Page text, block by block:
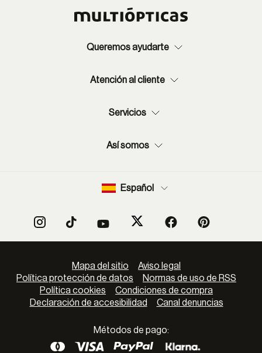
Queremos ayudarte
Atención al cliente
Servicios
Así somos
Español
Mapa del sitio
Aviso legal
Política protección de datos
Normas de uso de RSS
Política cookies
Condiciones de compra
Declaración de accesibilidad
Canal denuncias
Métodos de pago: